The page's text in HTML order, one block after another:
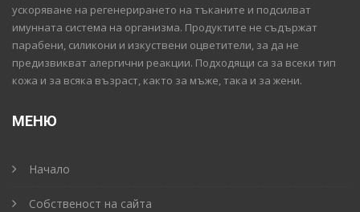
ускоряване на регенерирането на тъканите и подсилват
имунната система на организма. Продуктите не съдържат
парабени, силикони и изкуствени оцветители, за да не
предизвикват алергични реакции. Подходящи са за всеки тип
кожа и за всяка възраст, както за мъже, така и за жени.
МЕНЮ
Начало
Собственост на сайта